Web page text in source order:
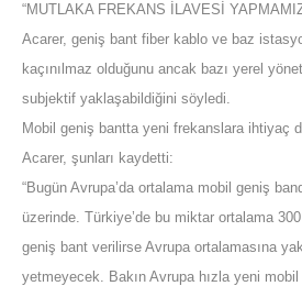
“MUTLAKA FREKANS İLAVESİ
Acarer, geniş bant fiber kablo ve baz
kaçınılmaz olduğunu ancak bazı yerel
subjektif yaklaşabildiğini söyledi.
Mobil geniş bantta yeni frekanslara ihtiyaç
Acarer, şunları kaydetti:
“Bugün Avrupa’da ortalama mobil geniş
üzerinde. Türkiye’de bu miktar ortalama 300
geniş bant verilirse Avrupa ortalamasına
yetmeyecek. Bakın Avrupa hızla yeni